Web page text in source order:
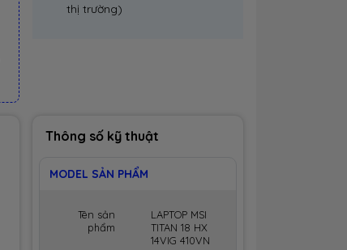
thị trường)
Thông số kỹ thuật
MODEL SẢN PHẨM
Tên sản
phẩm
LAPTOP MSI
TITAN 18 HX
14VIG 410VN